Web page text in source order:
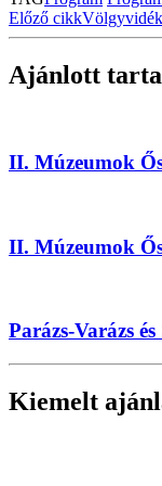
Előző cikk
Ajánlott
II. Múzeumok
II. Múzeumok
Parázs-Varázs
Kiemelt